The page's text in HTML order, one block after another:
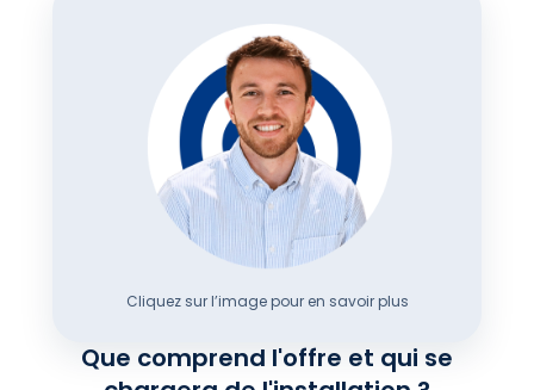
Cliquez sur l’image pour en savoir plus
Que comprend l'offre et qui se